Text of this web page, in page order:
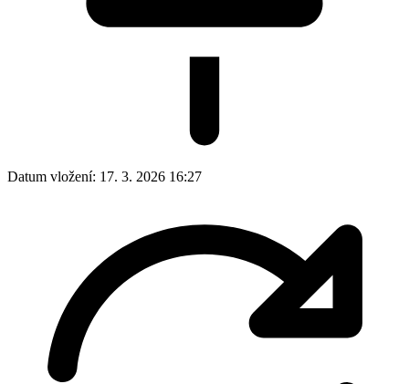
Datum vložení: 17. 3. 2026 16:27